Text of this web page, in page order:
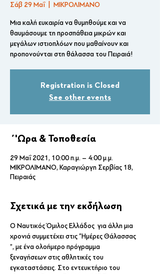
Σάβ 29 Μαΐ
  |
ΜΙΚΡΟΛΙΜΑΝΟ
Μια καλή ευκαιρία να θυμηθούμε και να
θαυμάσουμε τη προσπάθεια μικρών και
μεγάλων ιστιοπλόων που μαθαίνουν και
προπονούνται στη θάλασσα του Πειραιά!
Registration is Closed
See other events
΄'Ωρα & Τοποθεσία
29 Μαΐ 2021, 10:00 π.μ. – 4:00 μ.μ.
ΜΙΚΡΟΛΙΜΑΝΟ, Καραγιώργη Σερβίας 18,
Πειραιάς
Σχετικά με την εκδήλωση
Ο Ναυτικός Όμιλος Ελλάδος  για άλλη μια
χρονιά συμμετέχει στις “Ημέρες Θάλασσας
”, με ένα ολοήμερο πρόγραμμα
ξεναγήσεων στις αθλητικές του
εγκαταστάσεις. Στο εντευκτήριο του